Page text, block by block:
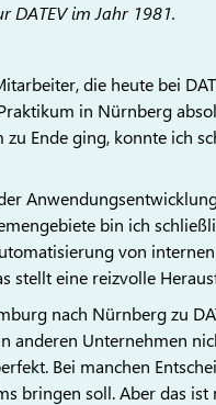
DATEV im Jahr 1981.
die heute bei
in Nürnberg
Ende ging, konnte ich
bin ich
von
stellt eine reizvolle
nach Nürnberg zu
anderen Unternehmen
Bei manchen
bringen soll. Aber das